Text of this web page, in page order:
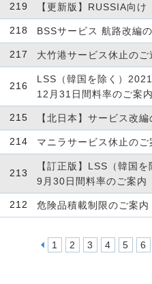
219 【更新版】RUSSIA向
218 BSSサービス 航路改編
217 大竹港サービス休止のご
216
LSS（韓国を除く）
12月31日間料率のご案
215 【北日本】サービス改
214 マニラサービス休止のご
213
【訂正版】LSS（韓国
9月30日間料率のご案内
212 危険品積載制限のご案内
1 2 3 4 5 6